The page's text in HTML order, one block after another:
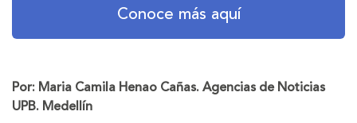
Conoce más aquí
Por: Maria Camila Henao Cañas. Agencias de Noticias
UPB. Medellín